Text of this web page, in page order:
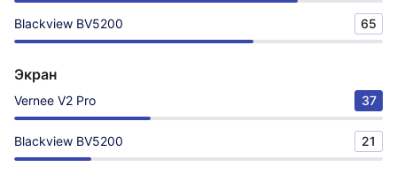
Blackview BV5200 65
Экран
Vernee V2 Pro 37
Blackview BV5200 21